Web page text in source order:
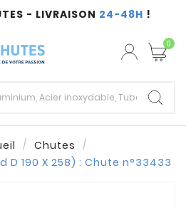
- LIVRAISON 24-48H !
0
Chutes
D 190 X 258) : Chute n°33433